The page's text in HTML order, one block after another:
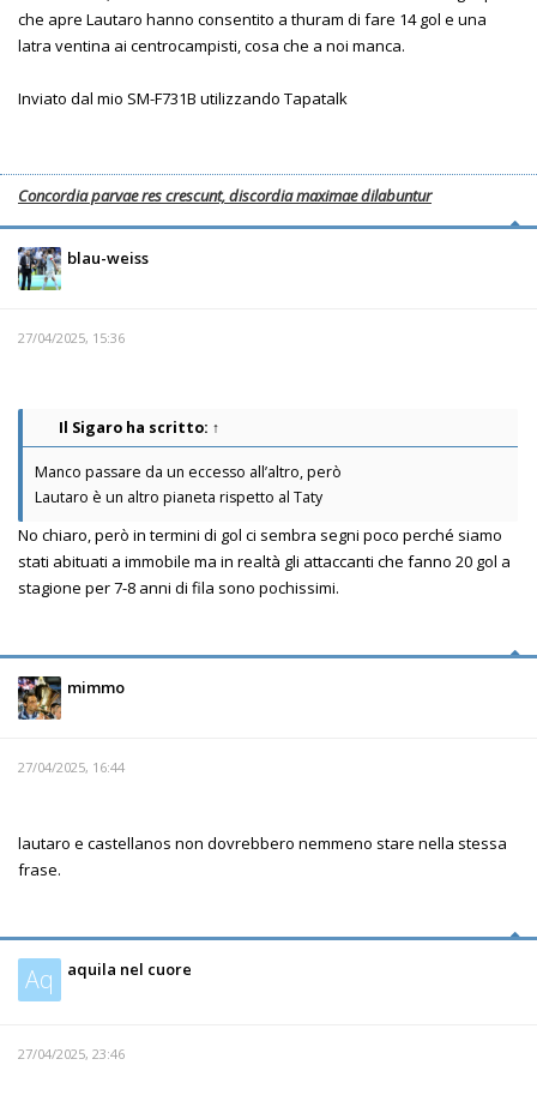
che apre Lautaro hanno consentito a thuram di fare 14 gol e una
latra ventina ai centrocampisti, cosa che a noi manca.
Inviato dal mio SM-F731B utilizzando Tapatalk
Concordia parvae res crescunt, discordia maximae dilabuntur
blau-weiss
27/04/2025, 15:36
Il Sigaro ha scritto: ↑
Manco passare da un eccesso all’altro, però
Lautaro è un altro pianeta rispetto al Taty
No chiaro, però in termini di gol ci sembra segni poco perché siamo
stati abituati a immobile ma in realtà gli attaccanti che fanno 20 gol a
stagione per 7-8 anni di fila sono pochissimi.
mimmo
27/04/2025, 16:44
lautaro e castellanos non dovrebbero nemmeno stare nella stessa
frase.
Aq aquila nel cuore
27/04/2025, 23:46